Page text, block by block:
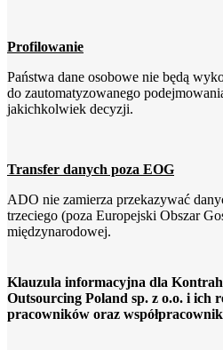
Profilowanie
Państwa dane osobowe nie będą
do zautomatyzowanego
jakichkolwiek decyzji.
Transfer danych poza EOG
ADO nie zamierza przekazywać
trzeciego (poza Europejski Obszar
międzynarodowej.
Klauzula informacyjna dla
Outsourcing Poland sp. z o.o. i ich
pracowników oraz